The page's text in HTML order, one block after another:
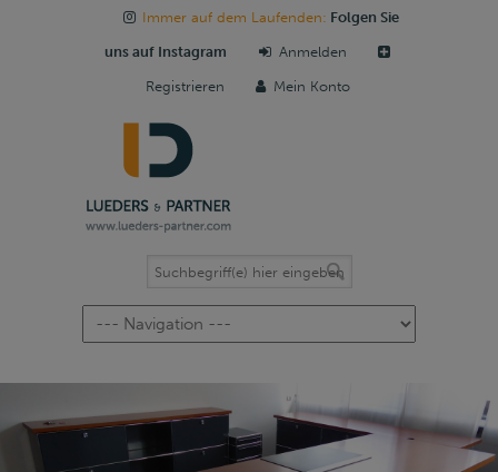
Immer auf dem Laufenden: Folgen Sie
uns auf Instagram Anmelden
Registrieren Mein Konto
Navigation